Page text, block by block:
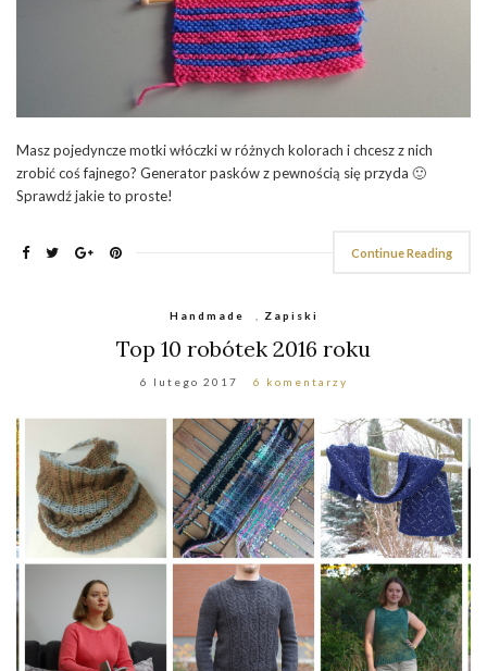
Masz pojedyncze motki włóczki w różnych kolorach i chcesz z nich
zrobić coś fajnego? Generator pasków z pewnością się przyda 🙂
Sprawdź jakie to proste!
Continue Reading
Handmade Zapiski
Top 10 robótek 2016 roku
6 lutego 2017 6 komentarzy